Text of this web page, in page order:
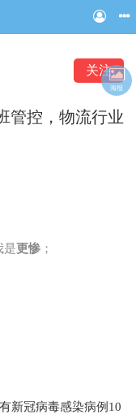
关注
管控，物流行业
是更惨 ；
新冠病毒感染病例10
海报